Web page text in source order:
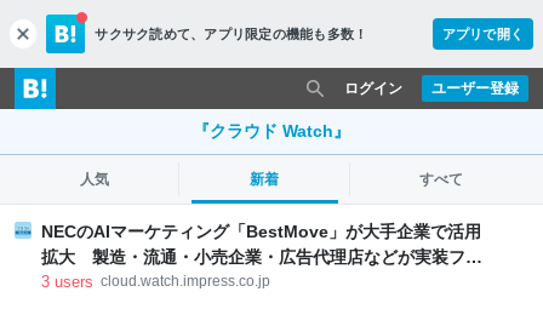
c
l
o
s
サクサク読めて、 アプリ限定の機能も多数！ アプリで開く
ユーザー登録
ログイン
『クラウド Watch』
人気 新着 すべて
NECのAIマーケティング「BestMove」が大手企業で活用
拡大 製造・流通・小売企業・広告代理店などが実装フェ
ーズへ
3 users cloud.watch.impress.co.jp